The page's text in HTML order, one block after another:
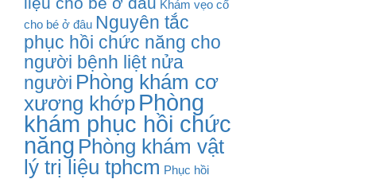
Khám vẹo cổ
cho bé ở đâu Nguyên tắc
phục hồi chức năng cho
người bệnh liệt nửa
người Phòng khám cơ
xương khớp Phòng
khám phục hồi chức
năng Phòng khám vật
lý trị liệu tphcm Phục hồi